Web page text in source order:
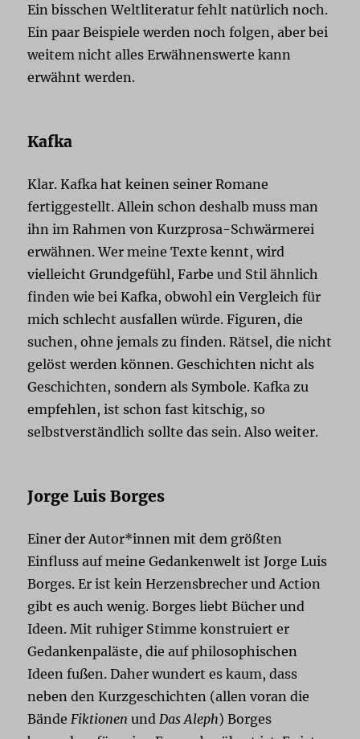
Ein bisschen Weltliteratur fehlt natürlich noch.
Ein paar Beispiele werden noch folgen, aber bei
weitem nicht alles Erwähnenswerte kann
erwähnt werden.
Kafka
Klar. Kafka hat keinen seiner Romane
fertiggestellt. Allein schon deshalb muss man
ihn im Rahmen von Kurzprosa-Schwärmerei
erwähnen. Wer meine Texte kennt, wird
vielleicht Grundgefühl, Farbe und Stil ähnlich
finden wie bei Kafka, obwohl ein Vergleich für
mich schlecht ausfallen würde. Figuren, die
suchen, ohne jemals zu finden. Rätsel, die nicht
gelöst werden können. Geschichten nicht als
Geschichten, sondern als Symbole. Kafka zu
empfehlen, ist schon fast kitschig, so
selbstverständlich sollte das sein. Also weiter.
Jorge Luis Borges
Einer der Autor*innen mit dem größten
Einfluss auf meine Gedankenwelt ist Jorge Luis
Borges. Er ist kein Herzensbrecher und Action
gibt es auch wenig. Borges liebt Bücher und
Ideen. Mit ruhiger Stimme konstruiert er
Gedankenpaläste, die auf philosophischen
Ideen fußen. Daher wundert es kaum, dass
neben den Kurzgeschichten (allen voran die
Bände Fiktionen und Das Aleph) Borges